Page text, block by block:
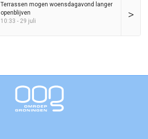
>
Terrassen mogen woensdagavond langer
openblijven
10:33 - 29 juli